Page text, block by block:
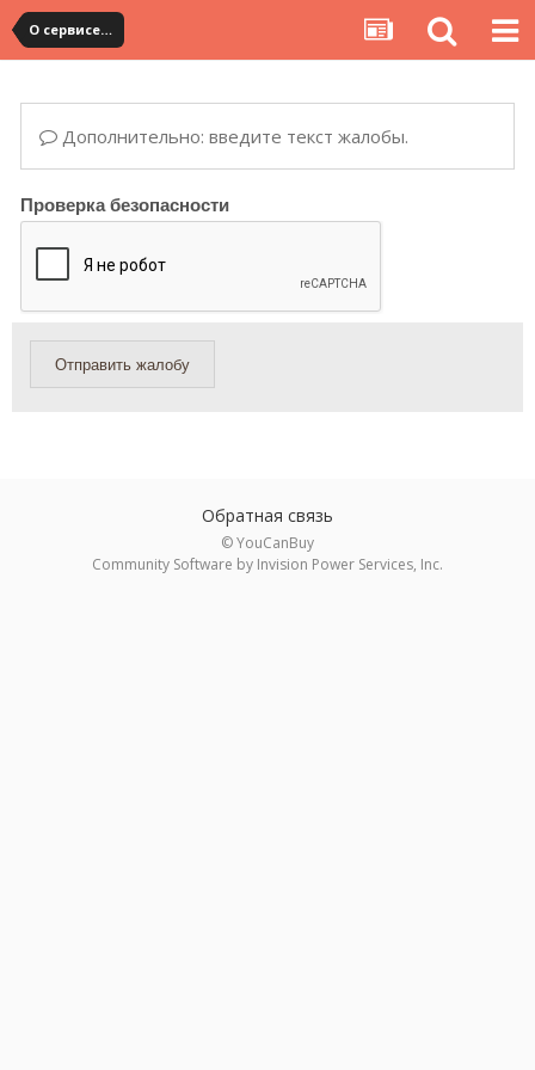
О сервисе, сайте и форуме
Дополнительно: введите текст жалобы.
Проверка безопасности
Отправить жалобу
Обратная связь
© YouCanBuy
Community Software by Invision Power Services, Inc.